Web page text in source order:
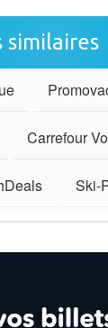
similaires
Carrefour
Ski-